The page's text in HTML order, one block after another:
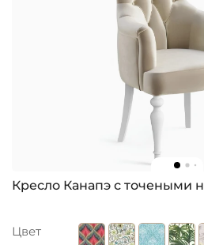
Кресло Канапэ с точеными
Цвет